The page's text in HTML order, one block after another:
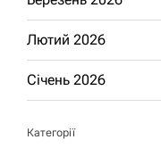
Лютий 2026
Січень 2026
Категорії